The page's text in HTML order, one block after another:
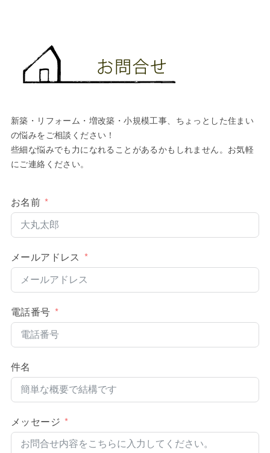
新築・リフォーム・増改築・小規模工事、ちょっとした住まい
の悩みをご相談ください！
些細な悩みでも力になれることがあるかもしれません。お気軽
にご連絡ください。
お名前
メールアドレス
電話番号
件名
メッセージ